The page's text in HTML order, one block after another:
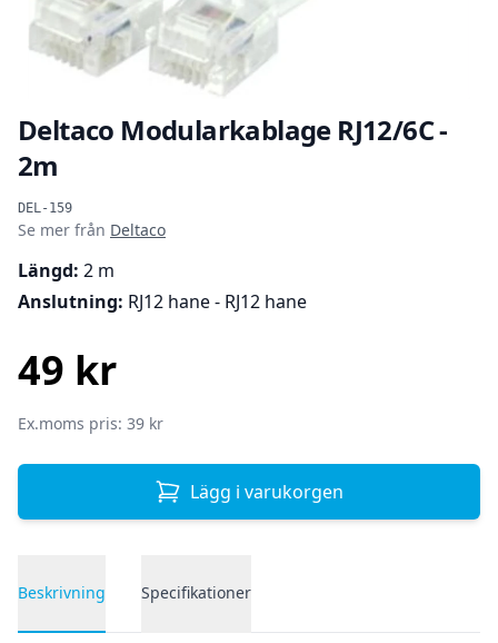
Deltaco Modularkablage RJ12/6C -
2m
DEL-159
Produktinformation
Se mer från Deltaco
Längd: 2 m
Anslutning: RJ12 hane - RJ12 hane
49 kr
Ex.moms pris: 39 kr
Lägg i varukorgen
Beskrivning Specifikationer